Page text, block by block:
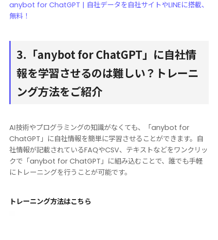
anybot for ChatGPT | 自社データを自社サイトやLINEに搭載、
無料！
3.「anybot for ChatGPT」に自社情
報を学習させるのは難しい？トレーニ
ング方法をご紹介
AI技術やプログラミングの知識がなくても、「anybot for
ChatGPT」に自社情報を簡単に学習させることができます。自
社情報が記載されているFAQやCSV、テキストなどをワンクリッ
クで「anybot for ChatGPT」に組み込むことで、誰でも手軽
にトレーニングを行うことが可能です。
トレーニング方法はこちら